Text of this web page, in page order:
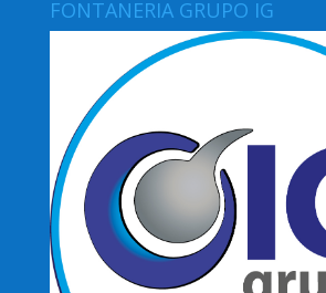
FONTANERIA GRUPO IG